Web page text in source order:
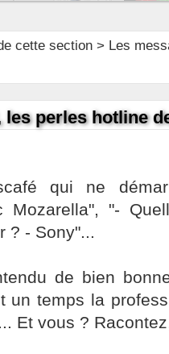
cette section> Les
les perles hotline
qui ne
Mozarella", "-
? - Sony"...
de bien
un temps la
Et vous ?